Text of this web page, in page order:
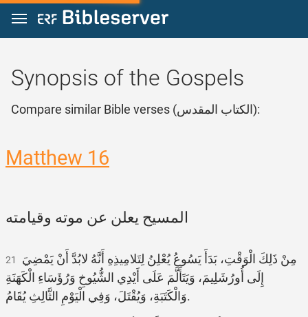
Jump to content
Synopsis of the Gospels
Compare similar Bible verses (الكتاب المقدس):
Matthew 16
المسيح يعلن عن موته وقيامته
21
إِلَى أُورُشَلِيمَ، وَيَتَأَلَّمَ عَلَى أَيْدِي الشُّيُوخِ وَرُؤَسَاءِ الْكَهَنَةِ
وَالْكَتَبَةِ، وَيُقْتَلَ، وَفِي الْيَوْمِ الثَّالِثِ يُقَامُ.